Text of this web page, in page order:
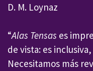
D. M. Loynaz
“Alas Tensas es
de vista: es
Necesitamos más